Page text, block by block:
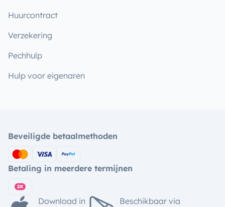
Huurcontract
Verzekering
Pechhulp
Hulp voor eigenaren
Beveiligde betaalmethoden
Betaling in meerdere termijnen
Download in
Beschikbaar via